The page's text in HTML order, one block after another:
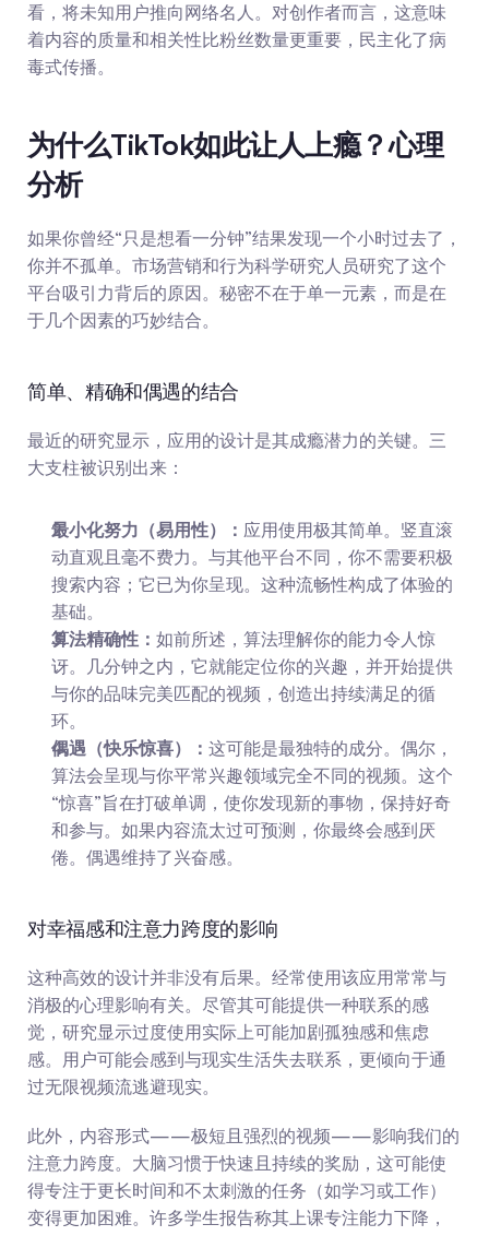
看，将未知用户推向网络名人。对创作者而言，这意味
着内容的质量和相关性比粉丝数量更重要，民主化了病
毒式传播。
为什么TikTok如此让人上瘾？心理
分析
如果你曾经“只是想看一分钟”结果发现一个小时过去了，
你并不孤单。市场营销和行为科学研究人员研究了这个
平台吸引力背后的原因。秘密不在于单一元素，而是在
于几个因素的巧妙结合。
简单、精确和偶遇的结合
最近的研究显示，应用的设计是其成瘾潜力的关键。三
大支柱被识别出来：
最小化努力（易用性）： 应用使用极其简单。竖直滚
动直观且毫不费力。与其他平台不同，你不需要积极
搜索内容；它已为你呈现。这种流畅性构成了体验的
基础。
算法精确性： 如前所述，算法理解你的能力令人惊
讶。几分钟之内，它就能定位你的兴趣，并开始提供
与你的品味完美匹配的视频，创造出持续满足的循
环。
偶遇（快乐惊喜）： 这可能是最独特的成分。偶尔，
算法会呈现与你平常兴趣领域完全不同的视频。这个
“惊喜”旨在打破单调，使你发现新的事物，保持好奇
和参与。如果内容流太过可预测，你最终会感到厌
倦。偶遇维持了兴奋感。
对幸福感和注意力跨度的影响
这种高效的设计并非没有后果。经常使用该应用常常与
消极的心理影响有关。尽管其可能提供一种联系的感
觉，研究显示过度使用实际上可能加剧孤独感和焦虑
感。用户可能会感到与现实生活失去联系，更倾向于通
过无限视频流逃避现实。
此外，内容形式——极短且强烈的视频——影响我们的
注意力跨度。大脑习惯于快速且持续的奖励，这可能使
得专注于更长时间和不太刺激的任务（如学习或工作）
变得更加困难。许多学生报告称其上课专注能力下降，